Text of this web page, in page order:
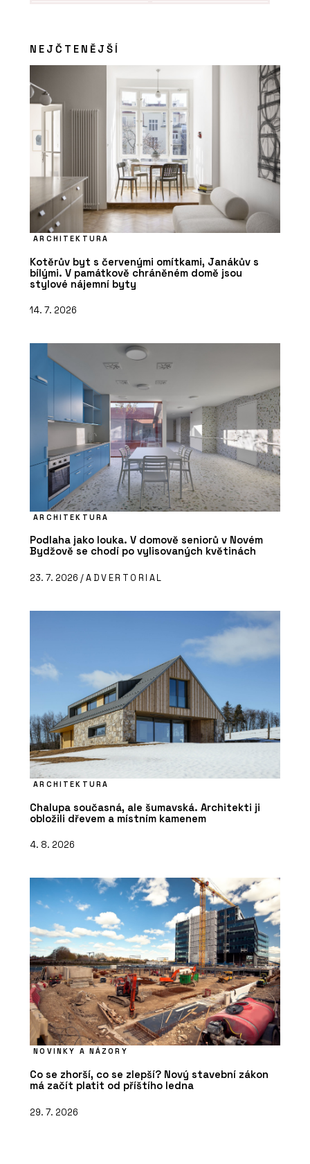
NEJČTENĚJŠÍ
ARCHITEKTURA
Kotěrův byt s červenými omítkami, Janákův s
bílými. V památkově chráněném domě jsou
stylové nájemní byty
14. 7. 2026
ARCHITEKTURA
Podlaha jako louka. V domově seniorů v Novém
Bydžově se chodí po vylisovaných květinách
23. 7. 2026 /ADVERTORIAL
ARCHITEKTURA
Chalupa současná, ale šumavská. Architekti ji
obložili dřevem a místním kamenem
4. 8. 2026
NOVINKY A NÁZORY
Co se zhorší, co se zlepší? Nový stavební zákon
má začít platit od příštího ledna
29. 7. 2026